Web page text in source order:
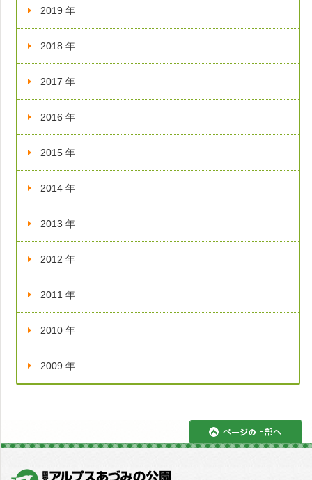
2019 年
2018 年
2017 年
2016 年
2015 年
2014 年
2013 年
2012 年
2011 年
2010 年
2009 年